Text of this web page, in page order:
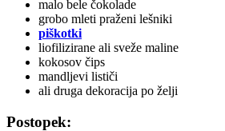
malo bele čokolade
grobo mleti praženi lešniki
piškotki
liofilizirane ali sveže maline
kokosov čips
mandljevi lističi
ali druga dekoracija po želji
Postopek: